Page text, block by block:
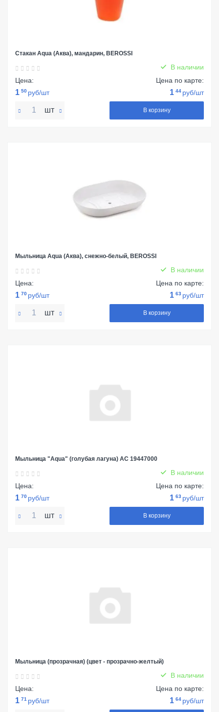
Стакан Aqua (Аква), мандарин, BEROSSI
В наличии
Цена:
1 50 руб/шт
Цена по карте:
1 44 руб/шт
шт В корзину
Мыльница Aqua (Аква), снежно-белый, BEROSSI
В наличии
Цена:
1 70 руб/шт
Цена по карте:
1 63 руб/шт
шт В корзину
Мыльница "Aqua" (голубая лагуна) АС 19447000
В наличии
Цена:
1 70 руб/шт
Цена по карте:
1 63 руб/шт
шт В корзину
Мыльница (прозрачная) (цвет - прозрачно-желтый)
В наличии
Цена:
1 71 руб/шт
Цена по карте:
1 64 руб/шт